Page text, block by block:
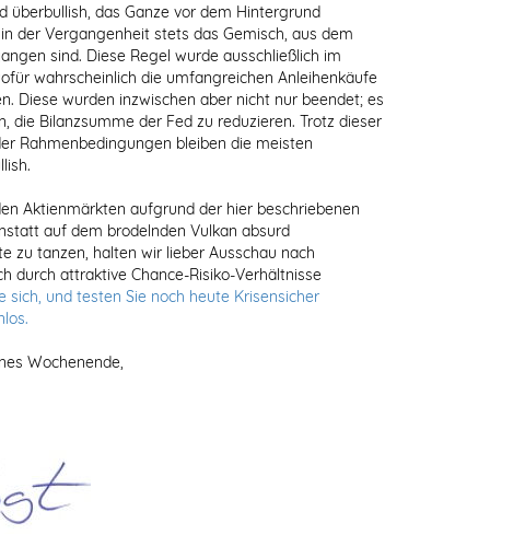
überbullish, das Ganze vor dem Hintergrund
der Vergangenheit stets das Gemisch, aus dem
sind. Diese Regel wurde ausschließlich im
wahrscheinlich die umfangreichen Anleihenkäufe
Diese wurden inzwischen aber nicht nur beendet; es
die Bilanzsumme der Fed zu reduzieren. Trotz dieser
Rahmenbedingungen bleiben die meisten
Aktienmärkten aufgrund der hier beschriebenen
auf dem brodelnden Vulkan absurd
zu tanzen, halten wir lieber Ausschau nach
durch attraktive Chance-Risiko-Verhältnisse
sich, und testen Sie noch heute Krisensicher
Wochenende,